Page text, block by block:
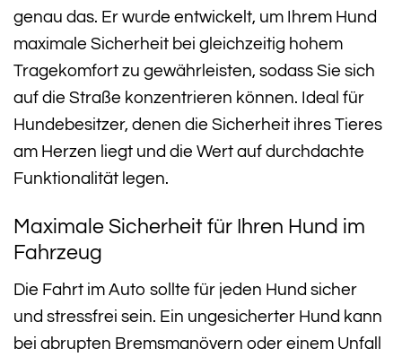
genau das. Er wurde entwickelt, um Ihrem Hund
maximale Sicherheit bei gleichzeitig hohem
Tragekomfort zu gewährleisten, sodass Sie sich
auf die Straße konzentrieren können. Ideal für
Hundebesitzer, denen die Sicherheit ihres Tieres
am Herzen liegt und die Wert auf durchdachte
Funktionalität legen.
Maximale Sicherheit für Ihren Hund im
Fahrzeug
Die Fahrt im Auto sollte für jeden Hund sicher
und stressfrei sein. Ein ungesicherter Hund kann
bei abrupten Bremsmanövern oder einem Unfall